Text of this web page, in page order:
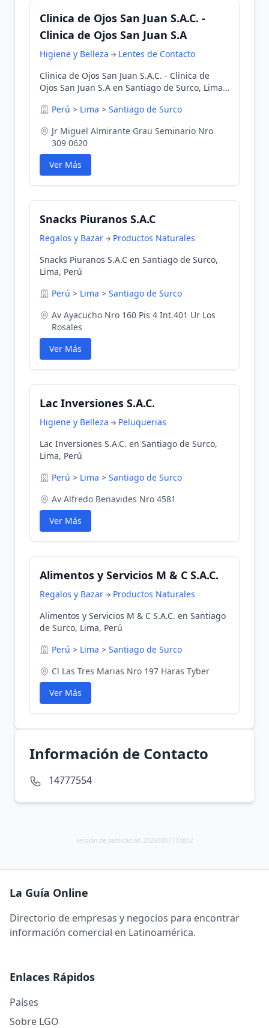
Clinica de Ojos San Juan S.A.C. -
Clinica de Ojos San Juan S.A
Higiene y Belleza
Lentes de Contacto
Clinica de Ojos San Juan S.A.C. - Clinica de
Ojos San Juan S.A en Santiago de Surco, Lima,
Perú > Lima > Santiago de Surco
Jr Miguel Almirante Grau Seminario Nro
309 0620
Ver Más
Snacks Piuranos S.A.C
Regalos y Bazar
Productos Naturales
Snacks Piuranos S.A.C en Santiago de Surco,
Lima, Perú
Perú > Lima > Santiago de Surco
Av Ayacucho Nro 160 Pis 4 Int.401 Ur Los
Rosales
Ver Más
Lac Inversiones S.A.C.
Higiene y Belleza
Peluquerias
Lac Inversiones S.A.C. en Santiago de Surco,
Lima, Perú
Perú > Lima > Santiago de Surco
Av Alfredo Benavides Nro 4581
Ver Más
Alimentos y Servicios M & C S.A.C.
Regalos y Bazar
Productos Naturales
Alimentos y Servicios M & C S.A.C. en Santiago
de Surco, Lima, Perú
Perú > Lima > Santiago de Surco
Cl Las Tres Marias Nro 197 Haras Tyber
Ver Más
Información de Contacto
14777554
versión de publicación 20260807173852
La Guía Online
Directorio de empresas y negocios para encontrar
información comercial en Latinoamérica.
Enlaces Rápidos
Países
Sobre LGO